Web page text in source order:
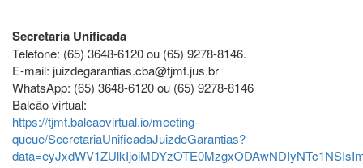
Secretaria Unificada
Telefone: (65) 3648-6120 ou (65) 9278-8146.
E-mail: juizdegarantias.cba@tjmt.jus.br
WhatsApp: (65) 3648-6120 ou (65) 9278-8146
Balcão virtual:
https://tjmt.balcaovirtual.io/meeting-
queue/SecretariaUnificadaJuizdeGarantias?